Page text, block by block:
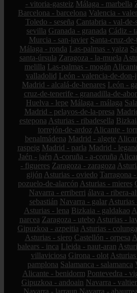
- vitoria-gasteiz Málaga - marbella
Barcelona - barcelona Valencia -
Toledo - seseña Cantabria - val-de-
sevilla Granada - granada Cádiz -
Murcia - san-javier Santa-cruz-
Málaga - ronda Las-palmas - yaiza
santa-úrsula Zaragoza - la-muela
melilla Las-palmas - mogán
valladolid León - valencia-de-don-
Madrid - alcalá-de-henares León -
cruz-de-tenerife - granadilla-de-
Huelva - lepe Málaga - málaga
Madrid - pelayos-de-la-presa
estepona Asturias - ribadesella
torrejón-de-ardoz Alicante -
benalmádena Madrid - algete
raspeig Madrid - parla Madrid -
Jaén - jaén A-coruña - a-coruña
- figueres Zaragoza - zaragoza
gijón Asturias - oviedo Tarragona
pozuelo-de-alarcón Asturias - mieres
Navarra - erriberri álava - ribera-
sebastián Navarra - galar Asturias
Asturias - lena Bizkaia - galdakao
narcea Zaragoza - utebo Asturias -
Gipuzkoa - azpeitia Asturias - colunga
Asturias - siero Castellón - orpesa
balears - inca Lleida - naut-aran
villaviciosa Girona - olot
pamplona Salamanca - salamanca
Alicante - benidorm Pontevedra -
Gipuzkoa - andoain Navarra -